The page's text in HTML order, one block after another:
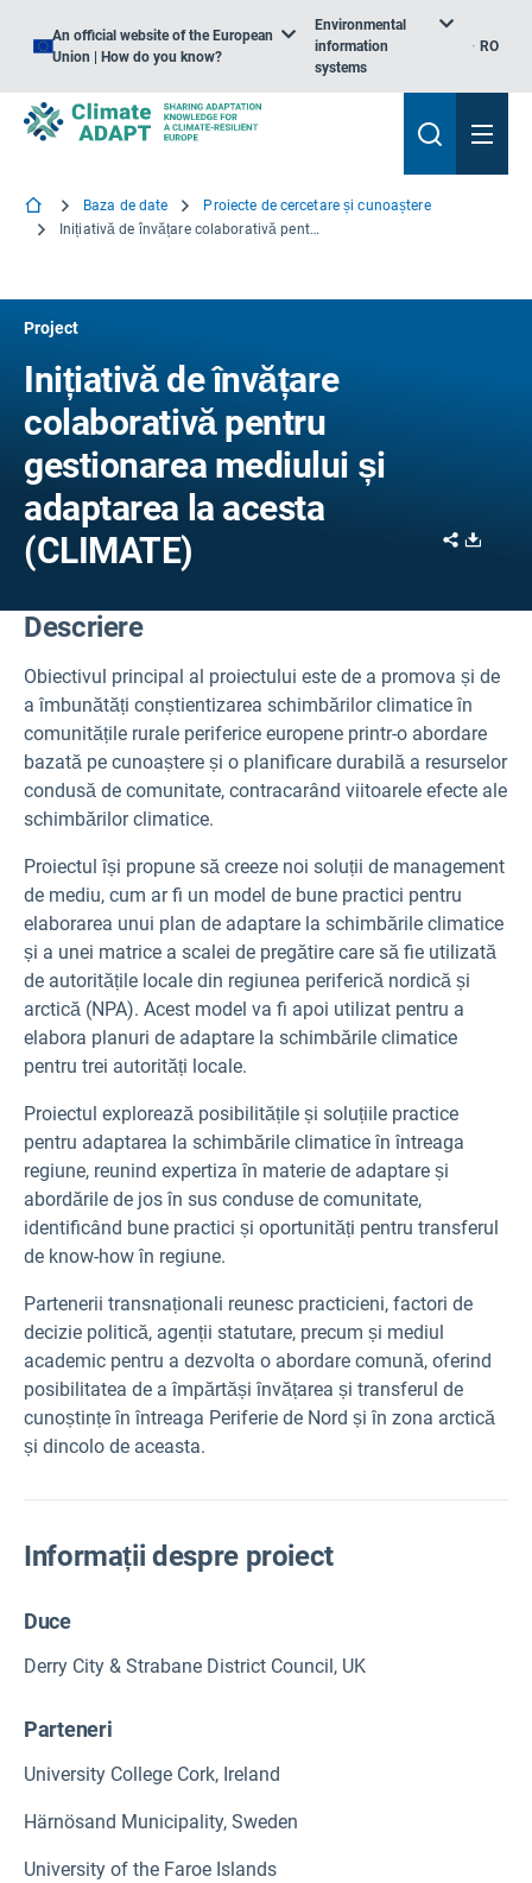
An official website of the European
Union | How do you know?
Environmental
information
systems
RO
Baza de date
Proiecte de cercetare și cunoaștere
Inițiativă de învățare colaborativă pentru gestionarea mediului și adaptarea la acesta
Project
Inițiativă de învățare
colaborativă pentru
gestionarea mediului și
adaptarea la acesta
(CLIMATE)
Share
Descriere
Obiectivul principal al proiectului este de a promova și de
a îmbunătăți conștientizarea schimbărilor climatice în
comunitățile rurale periferice europene printr-o abordare
bazată pe cunoaștere și o planificare durabilă a resurselor
condusă de comunitate, contracarând viitoarele efecte ale
schimbărilor climatice.
Proiectul își propune să creeze noi soluții de management
de mediu, cum ar fi un model de bune practici pentru
elaborarea unui plan de adaptare la schimbările climatice
și a unei matrice a scalei de pregătire care să fie utilizată
de autoritățile locale din regiunea periferică nordică și
arctică (NPA). Acest model va fi apoi utilizat pentru a
elabora planuri de adaptare la schimbările climatice
pentru trei autorități locale.
Proiectul explorează posibilitățile și soluțiile practice
pentru adaptarea la schimbările climatice în întreaga
regiune, reunind expertiza în materie de adaptare și
abordările de jos în sus conduse de comunitate,
identificând bune practici și oportunități pentru transferul
de know-how în regiune.
Partenerii transnaționali reunesc practicieni, factori de
decizie politică, agenții statutare, precum și mediul
academic pentru a dezvolta o abordare comună, oferind
posibilitatea de a împărtăși învățarea și transferul de
cunoștințe în întreaga Periferie de Nord și în zona arctică
și dincolo de aceasta.
Informații despre proiect
Duce
Derry City & Strabane District Council, UK
Parteneri
University College Cork, Ireland
Härnösand Municipality, Sweden
University of the Faroe Islands